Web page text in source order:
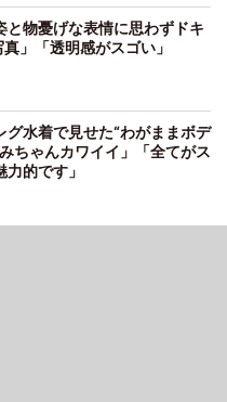
と物憂げな表情に思わずドキ
」「透明感がスゴい」
グ水着で見せた“わがままボデ
ちゃんカワイイ」「全てがス
的です」